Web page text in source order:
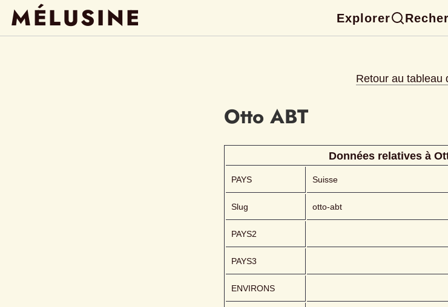
MÉLUSINE Explorer
Retour au tableau
Otto ABT
Données relatives à
PAYS Suisse
Slug otto-abt
PAYS2
PAYS3
ENVIRONS